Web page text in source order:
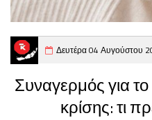
Δευτέρα 04 Αυγούστου
Συναγερμός για
κρίσης: τι